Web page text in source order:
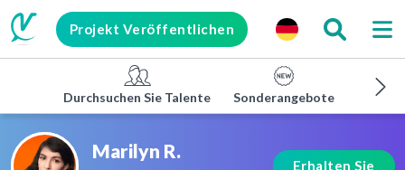
Projekt Veröffentlichen
Durchsuchen Sie Talente Sonderangebote
Marilyn R.
Erhalten Sie